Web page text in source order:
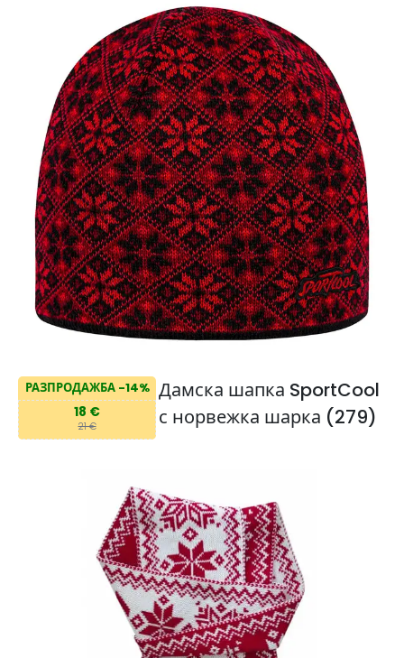
РАЗПРОДАЖБА -14%
18 €
21 €
Дамска шапка SportCool
с норвежка шарка (279)